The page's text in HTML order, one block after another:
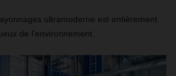
ultramoderne est entièrement
de l'environnement.